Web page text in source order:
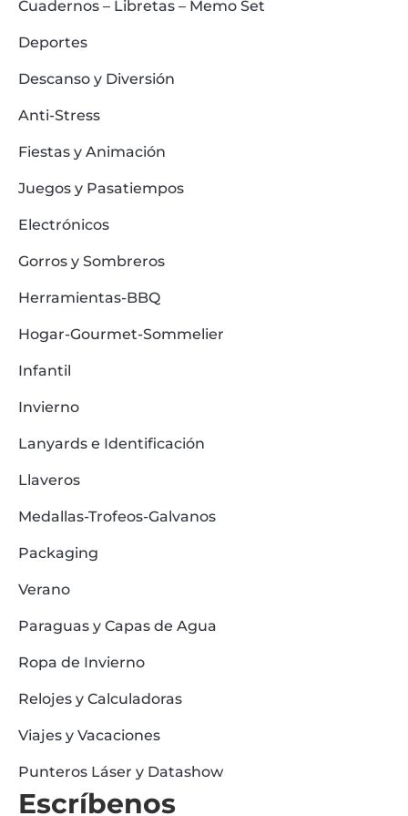
Cuadernos – Libretas – Memo Set
Deportes
Descanso y Diversión
Anti-Stress
Fiestas y Animación
Juegos y Pasatiempos
Electrónicos
Gorros y Sombreros
Herramientas-BBQ
Hogar-Gourmet-Sommelier
Infantil
Invierno
Lanyards e Identificación
Llaveros
Medallas-Trofeos-Galvanos
Packaging
Verano
Paraguas y Capas de Agua
Ropa de Invierno
Relojes y Calculadoras
Viajes y Vacaciones
Punteros Láser y Datashow
Escríbenos